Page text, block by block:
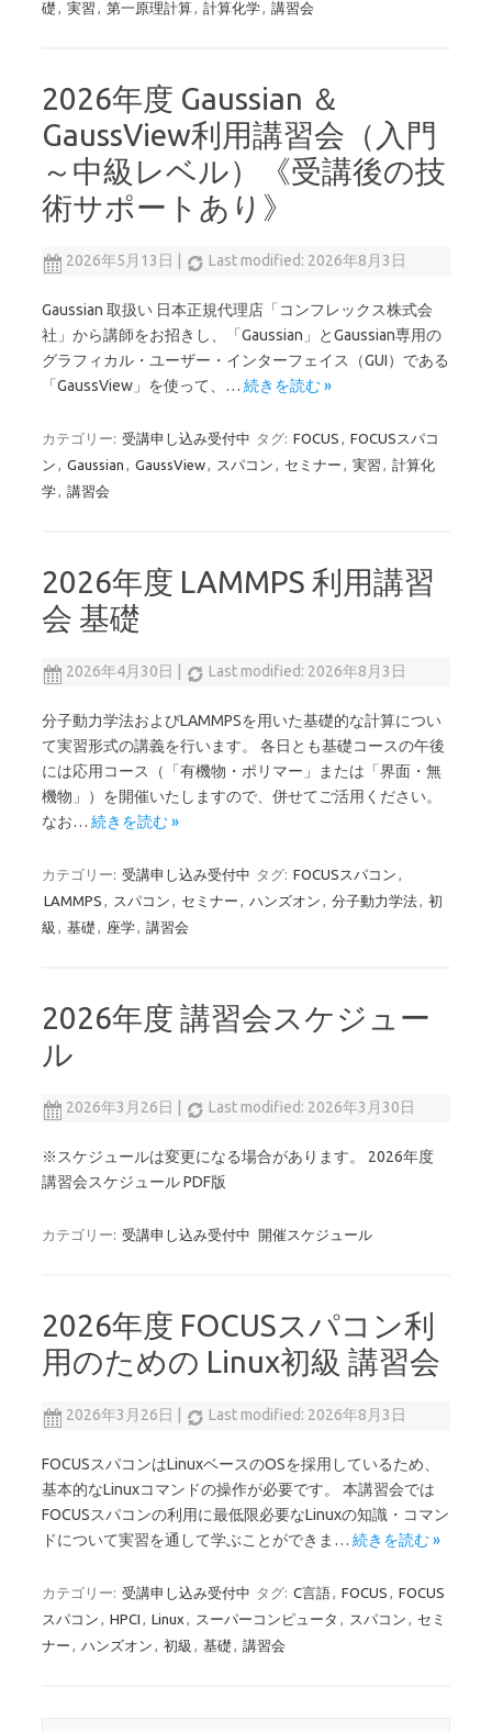
礎 , 実習 , 第一原理計算, 計算化学, 講習会
2026年度 Gaussian ＆
GaussView利用講習会（入門
～中級レベル）《受講後の技
術サポートあり》
2026年5月13日 Last modified: 2026年8月3日
Gaussian 取扱い 日本正規代理店「コンフレックス株式会
社」から講師をお招きし、「Gaussian」とGaussian専用の
グラフィカル・ユーザー・インターフェイス（GUI）である
「GaussView」を使って、… 続きを読む »
カテゴリー: 受講申し込み受付中 タグ: FOCUS , FOCUSスパコ
ン , Gaussian , GaussView, スパコン , セミナー , 実習 , 計算化
学, 講習会
2026年度 LAMMPS 利用講習
会 基礎
2026年4月30日 Last modified: 2026年8月3日
分子動力学法およびLAMMPSを用いた基礎的な計算につい
て実習形式の講義を行います。 各日とも基礎コースの午後
には応用コース（「有機物・ポリマー」または「界面・無
機物」）を開催いたしますので、併せてご活用ください。
なお… 続きを読む »
カテゴリー: 受講申し込み受付中 タグ: FOCUSスパコン ,
LAMMPS , スパコン , セミナー , ハンズオン , 分子動力学法, 初
級 , 基礎 , 座学, 講習会
2026年度 講習会スケジュー
ル
2026年3月26日 Last modified: 2026年3月30日
※スケジュールは変更になる場合があります。 2026年度
講習会スケジュール PDF版
カテゴリー: 受講申し込み受付中 開催スケジュール
2026年度 FOCUSスパコン利
用のための Linux初級 講習会
2026年3月26日 Last modified: 2026年8月3日
FOCUSスパコンはLinuxベースのOSを採用しているため、
基本的なLinuxコマンドの操作が必要です。 本講習会では
FOCUSスパコンの利用に最低限必要なLinuxの知識・コマン
ドについて実習を通して学ぶことができま… 続きを読む »
カテゴリー: 受講申し込み受付中 タグ: C言語, FOCUS , FOCUS
スパコン , HPCI , Linux , スーパーコンピュータ , スパコン , セミ
ナー , ハンズオン , 初級 , 基礎 , 講習会